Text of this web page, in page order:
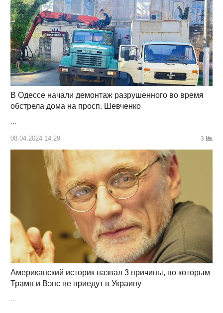
В Одессе начали демонтаж разрушенного во время
обстрела дома на просп. Шевченко
08.04.2024 14:29 3
Американский историк назвал 3 причины, по которым
Трамп и Вэнс не приедут в Украину
…